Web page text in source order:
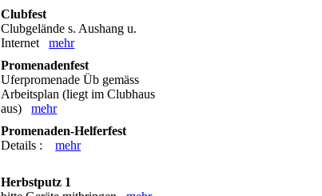
Clubfest
Clubgelände s. Aushang u.
Internetmehr
Promenadenfest
Uferpromenade Üb gemäss
Arbeitsplan (liegt im Clubhaus
aus)mehr
Promenaden-Helferfest
Details :mehr
Herbstputz 1